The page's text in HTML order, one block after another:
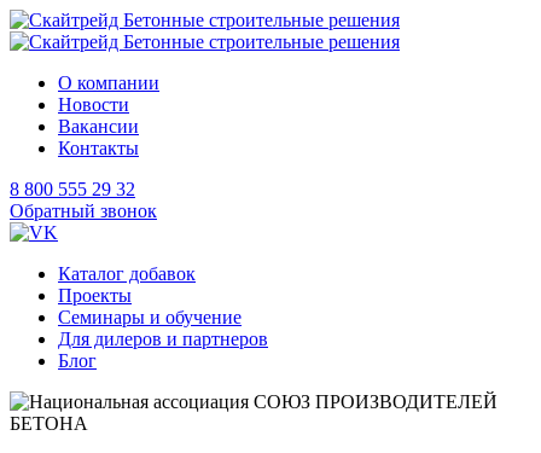
О компании
Новости
Вакансии
Контакты
8 800 555 29 32
Обратный звонок
Каталог добавок
Проекты
Семинары и обучение
Для дилеров и партнеров
Блог